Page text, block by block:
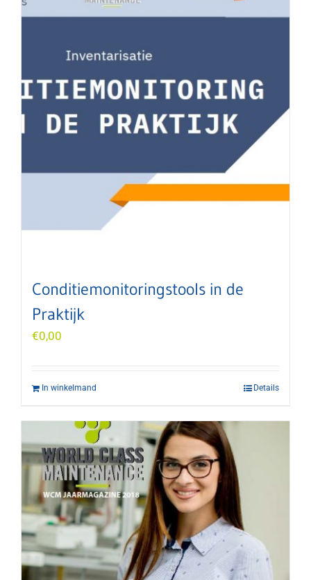
Conditiemonitoringstools in de
Praktijk
€0,00
In winkelmand Details